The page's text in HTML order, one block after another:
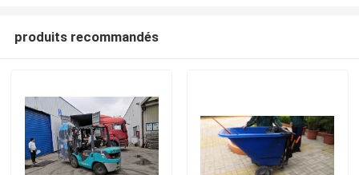
produits recommandés